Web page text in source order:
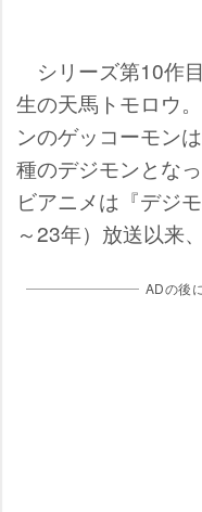
シリーズ第10作
生の天馬トモロウ
ンのゲッコーモン
種のデジモンとな
ビアニメは『デジ
～23年）放送以来
ADの後